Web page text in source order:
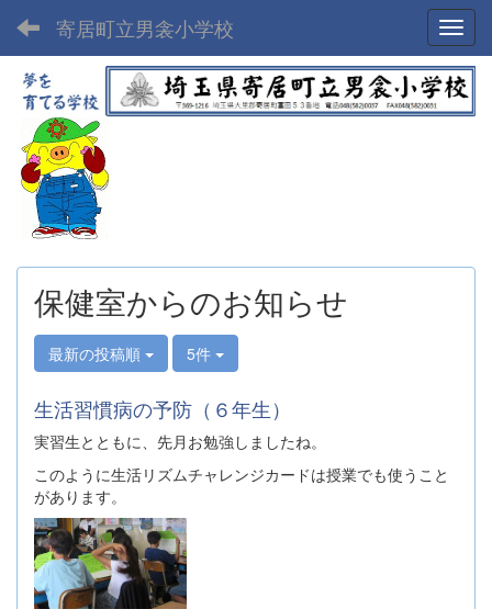
寄居町立男衾小学校
保健室からのお知らせ
最新の投稿順 5件
生活習慣病の予防（６年生）
実習生とともに、先月お勉強しましたね。
このように生活リズムチャレンジカードは授業でも使うこと
があります。